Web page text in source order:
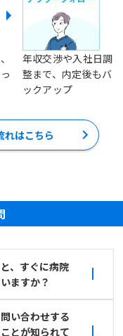
年収交渉や入社日調
整まで、内定後もバ
ックアップ
れはこちら
、すぐに病院
ますか？
い合わせする
とが知られて